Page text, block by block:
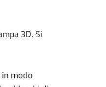
3D. Si
in modo